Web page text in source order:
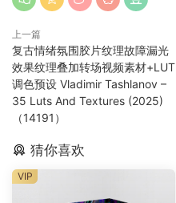
上一篇
复古情绪氛围胶片纹理故障漏光
效果纹理叠加转场视频素材+LUT
调色预设 Vladimir Tashlanov –
35 Luts And Textures (2025)
（14191）
猜你喜欢
VIP